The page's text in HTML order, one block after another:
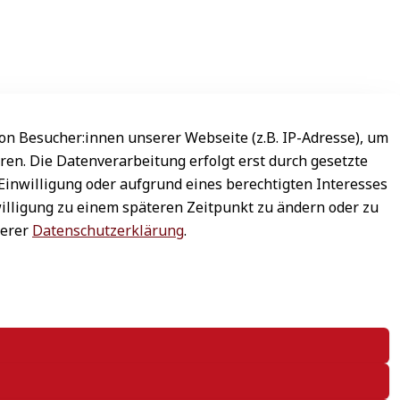
Besucher:innen unserer Webseite (z.B. IP-Adresse), um
Die Datenverarbeitung erfolgt erst durch gesetzte
oder aufgrund eines berechtigten Interesses
zu einem späteren Zeitpunkt zu ändern oder zu
Datenschutzerklärung.